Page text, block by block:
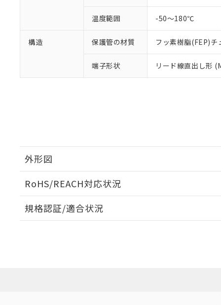
温度範囲 -50～180℃
構造 保護管の材質 フッ素樹脂(FEP)
端子形状 リード線直出し形
外形図
RoHS/REACH対応状況
EU RoHS 注意事項・凡例
規格認証/適合状況
当社販売員
オムロン制御
在庫状況お
す。
マイパーツ
お客様が当
が、当社の
※2 対応予定月
部品在庫の切り替
※3 非含有証明
既に当社にて対
り割愛しておりま
※2 環境保護使用
「ｅ」：有害物質
「10」：通常の使
味します。
「－」：未確認
当社は、貴
また当社は
たしません。
△ 一定数
－
在庫な
機器販
空
白
受注生